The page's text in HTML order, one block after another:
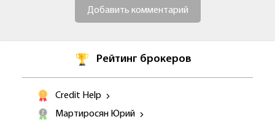
Добавить комментарий
Рейтинг брокеров
Credit Help
Мартиросян Юрий